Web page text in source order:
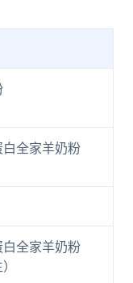
全家羊奶粉
全家羊奶粉